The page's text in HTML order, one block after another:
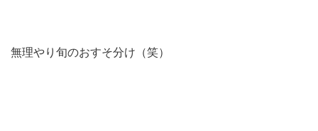
無理やり旬のおすそ分け（笑）